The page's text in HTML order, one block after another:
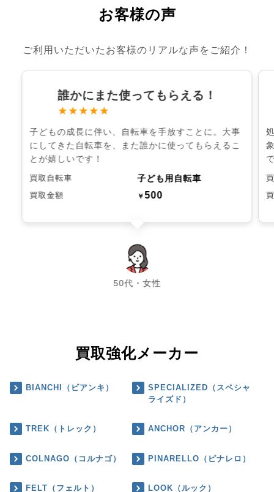
お客様の声
ご利用いただいたお客様のリアルな声をご紹介！
誰かにまた使ってもらえる！
★★★★★
子どもの成長に伴い、自転車を手放すことに。大事
にしてきた自転車を、また誰かに使ってもらえるこ
とが嬉しいです！
買取自転車 子ども用自転車
買取金額 ￥500
50代・女性
chevron_left chevron_right
買取強化メーカー
BIANCHI（ビアンキ）
SPECIALIZED（スペシャ
ライズド）
TREK（トレック） ANCHOR（アンカー）
COLNAGO（コルナゴ） PINARELLO（ピナレロ）
FELT（フェルト） LOOK（ルック）